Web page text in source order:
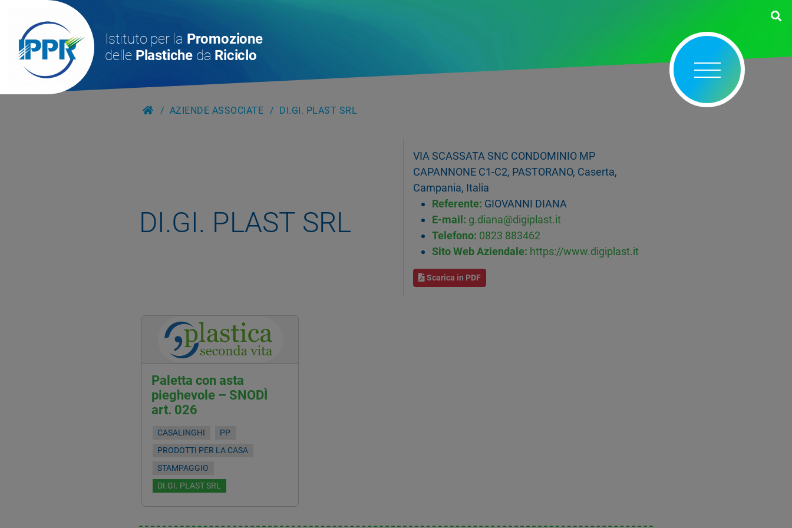
Istituto per la Promozione
delle Plastiche da Riciclo
AZIENDE ASSOCIATE DI.GI. PLAST SRL
DI.GI. PLAST SRL
VIA SCASSATA SNC CONDOMINIO MP
CAPANNONE C1-C2, PASTORANO, Caserta,
Campania, Italia
Referente: GIOVANNI DIANA
E-mail: g.diana@digiplast.it
Telefono: 0823 883462
Sito Web Aziendale: https://www.digiplast.it
Scarica in PDF
Paletta con asta
pieghevole – SNODÌ
art. 026
CASALINGHI
PP
PRODOTTI PER LA CASA
STAMPAGGIO
DI.GI. PLAST SRL